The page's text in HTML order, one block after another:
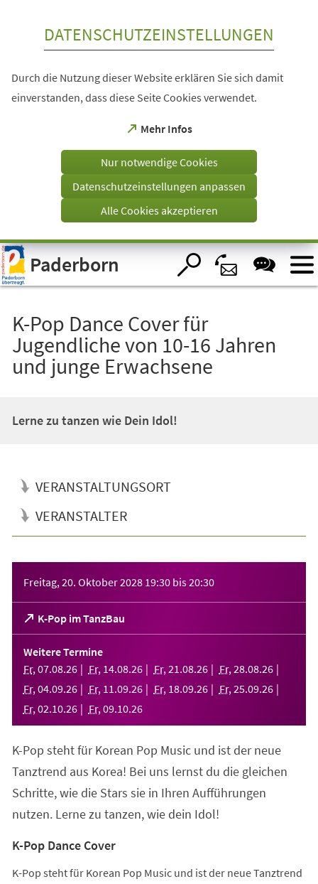
Visuelle
Assistenzsoftware
öffnen.
DATENSCHUTZEINSTELLUNGEN
Durch die Nutzung dieser Website erklären Sie sich damit
einverstanden, dass diese Seite Cookies verwendet.
Mehr Infos
(Öffnet
einem
Tab)
Nur notwendige Cookies
Datenschutzeinstellungen anpassen
Alle Cookies akzeptieren
Paderborn
K-Pop Dance Cover für
Jugendliche von 10-16 Jahren
und junge Erwachsene
Lerne zu tanzen wie Dein Idol!
VERANSTALTUNGSORT
VERANSTALTER
Freitag, 20. Oktober 2028 19:30 bis20:30
K-Pop im TanzBau
(Öffnet
in
einem
neuen
Tab)
Weitere Termine
Fr, 07.08.26 Fr, 14.08.26 Fr, 21 .08.26 Fr, 28.08.26
Fr, 04.09.26 Fr, 11 .09.26 Fr, 18.09.26 Fr, 25.09.26
Fr, 02.10.26 Fr, 09.10.26
K-Pop steht für Korean Pop Music und ist der neue
Tanztrend aus Korea! Bei uns lernst du die gleichen
Schritte, wie die Stars sie in Ihren Aufführungen
nutzen. Lerne zu tanzen, wie dein Idol!
K-Pop Dance Cover
K-Pop steht für Korean Pop Music und ist der neue Tanztrend